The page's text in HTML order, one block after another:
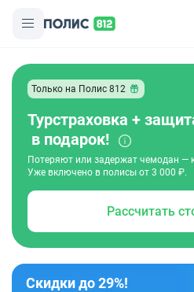
Только на Полис 812
Турстраховка +
в подарок!
Потеряют или задержат чемодан —
Уже включено в полисы от 3 000 ₽.
Рассчитать
Скидки до 29%!